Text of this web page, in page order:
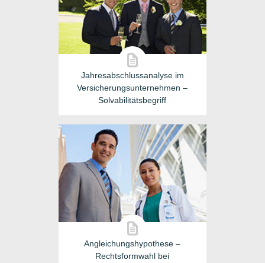
Jahresabschlussanalyse im
Versicherungsunternehmen –
Solvabilitätsbegriff
Angleichungshypothese –
Rechtsformwahl bei